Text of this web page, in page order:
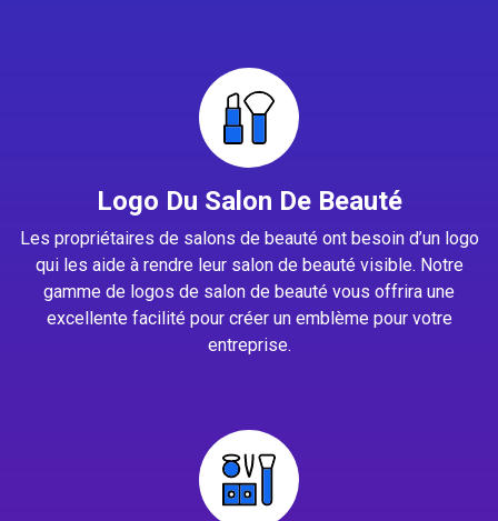
Logo Du Salon De Beauté
Les propriétaires de salons de beauté ont besoin d’un logo
qui les aide à rendre leur salon de beauté visible. Notre
gamme de logos de salon de beauté vous offrira une
excellente facilité pour créer un emblème pour votre
entreprise.